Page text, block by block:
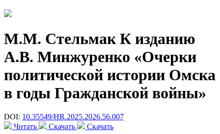
М.М. Стельмак К изданию
А.В. Минжуренко «Очерки
политической истории Омска
в годы Гражданской войны»
DOI: 10.35549/HR.2025.2026.56.007
Читать
Скачать
Скачать